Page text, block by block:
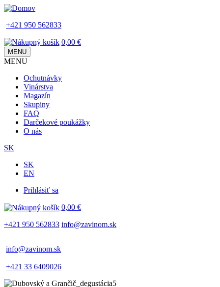
Skip
main
+421 950 562833
0,00 €
MENU
navigation
MENU
Ochutnávky
Vinárstva
Magazín
Skupiny
FAQ
Darčekové poukážky
O nás
SK
SK
EN
menu
Prihlásiť sa
0,00 €
+421 950 562833 info@zavinom.sk
info@zavinom.sk
+421 33 6409026